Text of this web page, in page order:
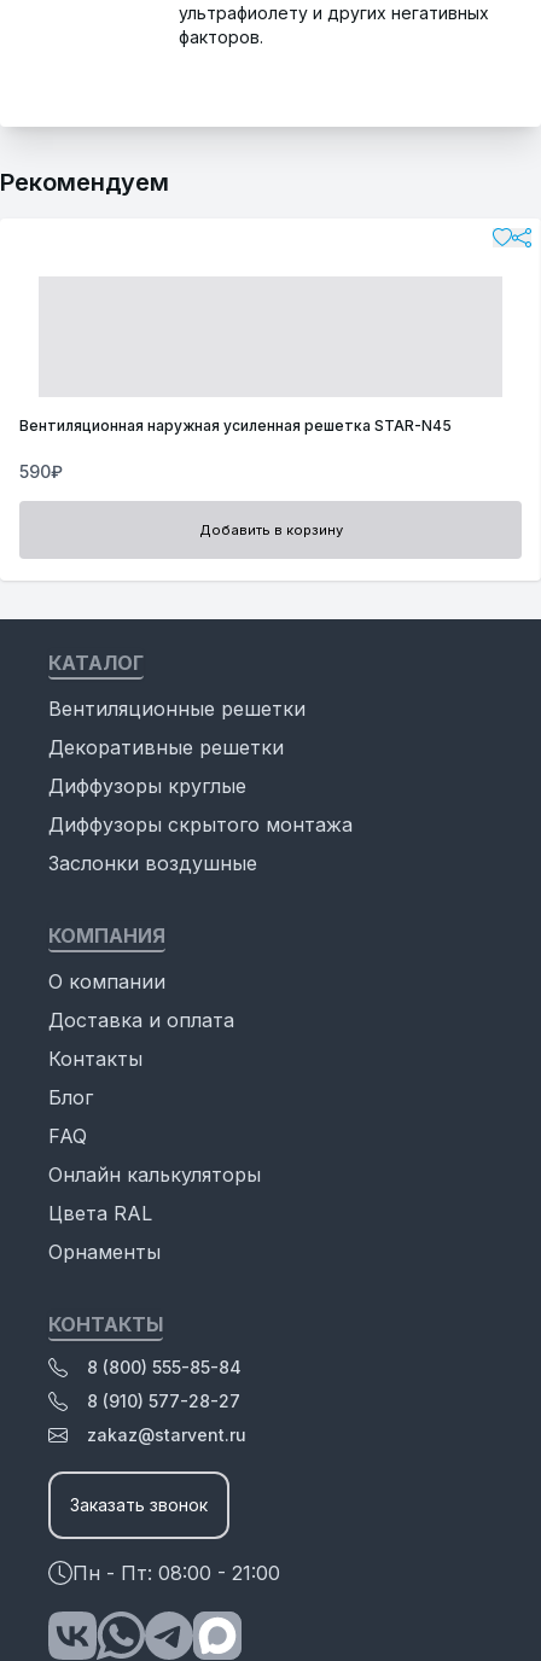
ультрафиолету и других негативных
факторов.
Рекомендуем
Вентиляционная наружная усиленная решетка STAR-N45
590₽
Добавить в корзину
КАТАЛОГ
Вентиляционные решетки
Декоративные решетки
Диффузоры круглые
Диффузоры скрытого монтажа
Заслонки воздушные
КОМПАНИЯ
О компании
Доставка и оплата
Контакты
Блог
FAQ
Онлайн калькуляторы
Цвета RAL
Орнаменты
КОНТАКТЫ
8 (800) 555-85-84
8 (910) 577-28-27
zakaz@starvent.ru
Заказать звонок
Пн - Пт: 08:00 - 21:00